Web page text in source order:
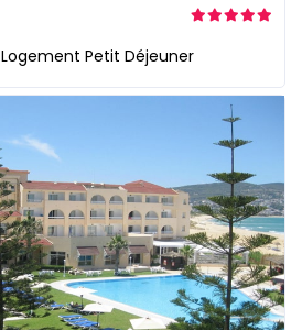
Logement Petit Déjeuner